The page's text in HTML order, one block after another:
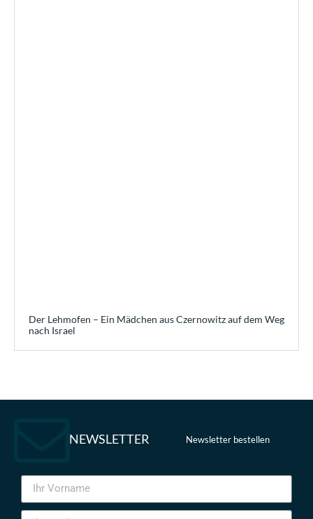
Der Lehmofen – Ein Mädchen aus Czernowitz auf dem Weg
nach Israel
NEWSLETTER Newsletter bestellen